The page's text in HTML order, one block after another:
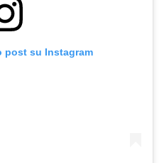
post su Instagram